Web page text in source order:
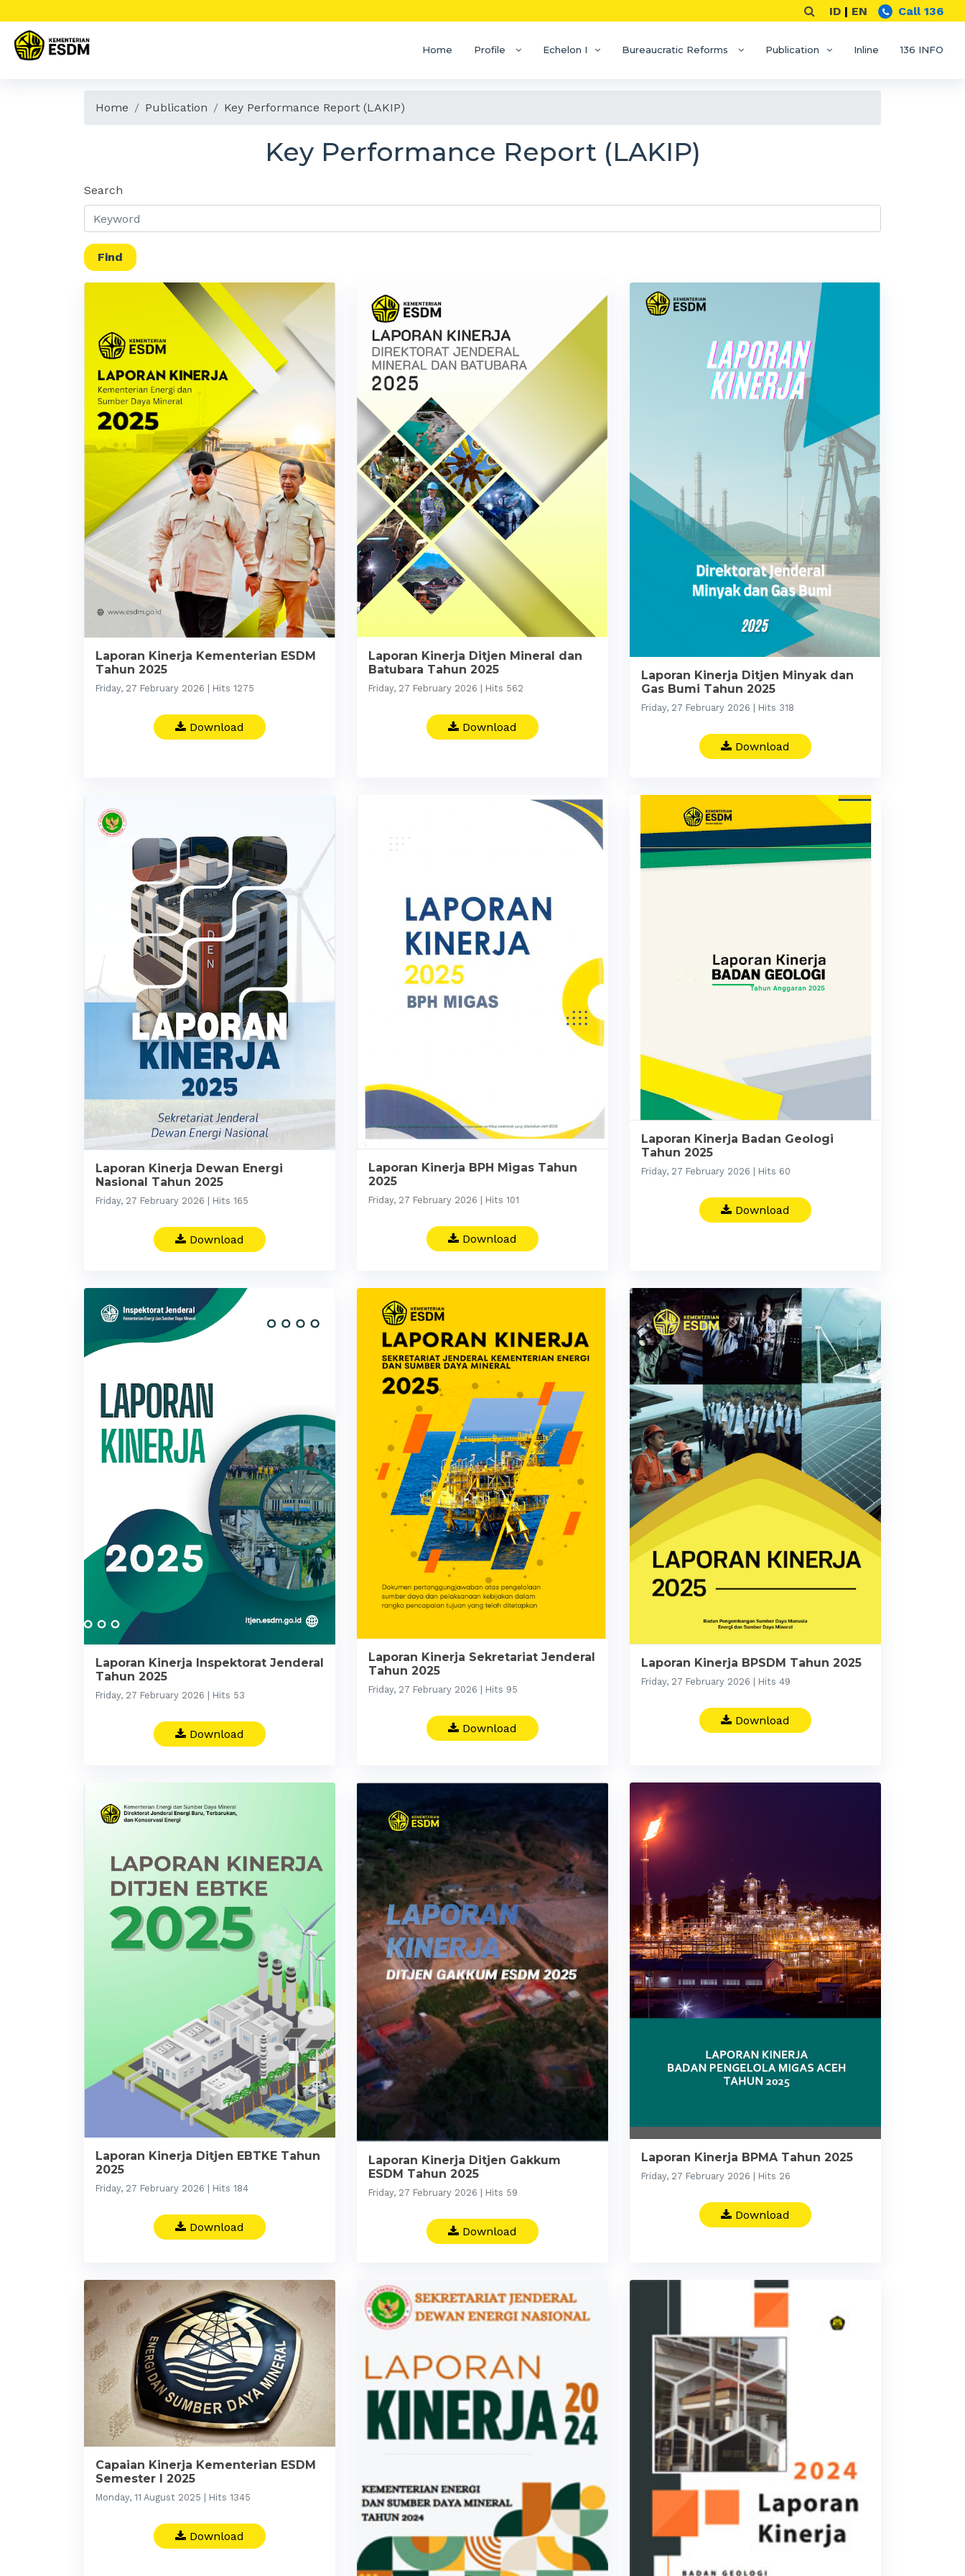
ID | EN Call 136
Home Profile Echelon I Bureaucratic Reforms Publication Inline 136 INFO
Home Publication Key Performance Report (LAKIP)
Key Performance Report (LAKIP)
Search
Find
Laporan Kinerja Kementerian ESDM
Tahun 2025
Friday, 27 February 2026 | Hits 1275
Download
Laporan Kinerja Ditjen Mineral dan
Batubara Tahun 2025
Friday, 27 February 2026 | Hits 562
Download
Laporan Kinerja Ditjen Minyak dan
Gas Bumi Tahun 2025
Friday, 27 February 2026 | Hits 318
Download
Laporan Kinerja Dewan Energi
Nasional Tahun 2025
Friday, 27 February 2026 | Hits 165
Download
Laporan Kinerja BPH Migas Tahun
2025
Friday, 27 February 2026 | Hits 101
Download
Laporan Kinerja Badan Geologi
Tahun 2025
Friday, 27 February 2026 | Hits 60
Download
Laporan Kinerja Inspektorat Jenderal
Tahun 2025
Friday, 27 February 2026 | Hits 53
Download
Laporan Kinerja Sekretariat Jenderal
Tahun 2025
Friday, 27 February 2026 | Hits 95
Download
Laporan Kinerja BPSDM Tahun 2025
Friday, 27 February 2026 | Hits 49
Download
Laporan Kinerja Ditjen EBTKE Tahun
2025
Friday, 27 February 2026 | Hits 184
Download
Laporan Kinerja Ditjen Gakkum
ESDM Tahun 2025
Friday, 27 February 2026 | Hits 59
Download
Laporan Kinerja BPMA Tahun 2025
Friday, 27 February 2026 | Hits 26
Download
Capaian Kinerja Kementerian ESDM
Semester I 2025
Monday, 11 August 2025 | Hits 1345
Download